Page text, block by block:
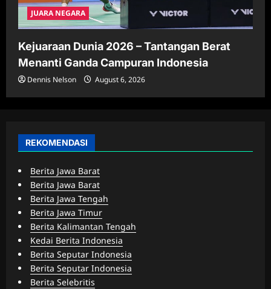
JUARA NEGARA
Kejuaraan Dunia 2026 – Tantangan Berat
Menanti Ganda Campuran Indonesia
Dennis Nelson August 6, 2026
REKOMENDASI
Berita Jawa Barat
Berita Jawa Barat
Berita Jawa Tengah
Berita Jawa Timur
Berita Kalimantan Tengah
Kedai Berita Indonesia
Berita Seputar Indonesia
Berita Seputar Indonesia
Berita Selebritis